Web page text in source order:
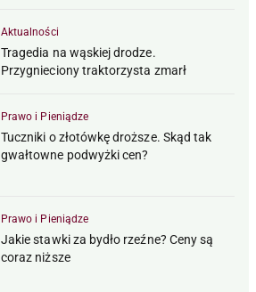
Aktualności
Tragedia na wąskiej drodze.
Przygnieciony traktorzysta zmarł
Prawo i Pieniądze
Tuczniki o złotówkę droższe. Skąd tak
gwałtowne podwyżki cen?
Prawo i Pieniądze
Jakie stawki za bydło rzeźne? Ceny są
coraz niższe